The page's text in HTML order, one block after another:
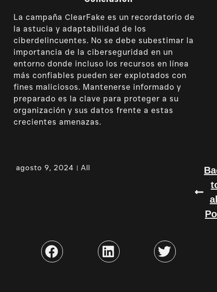
La campaña ClearFake es un recordatorio de
la astucia y adaptabilidad de los
ciberdelincuentes. No se debe subestimar la
importancia de la ciberseguridad en un
entorno donde incluso los recursos en línea
más confiables pueden ser explotados con
fines maliciosos. Mantenerse informado y
preparado es la clave para proteger a su
organización y sus datos frente a estas
crecientes amenazas.
agosto 9, 2024 All